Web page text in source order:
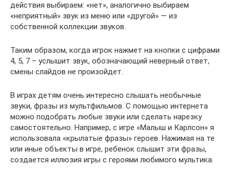
действия выбираем: «нет», аналогично выбираем
«неприятный» звук из меню или «другой» — из
собственной коллекции звуков.
Таким образом, когда игрок нажмет на кнопки с цифрами
4, 5, 7 – услышит звук, обозначающий неверный ответ,
смены слайдов не произойдет.
В играх детям очень интересно слышать необычные
звуки, фразы из мультфильмов. С помощью интернета
можно подобрать любые звуки или сделать нарезку
самостоятельно. Например, с игре «Малыш и Карлсон» я
использовала «крылатые фразы» героев. Нажимая на те
или иные объекты в игре, ребенок слышит эти фразы,
создается иллюзия игры с героями любимого мультика.